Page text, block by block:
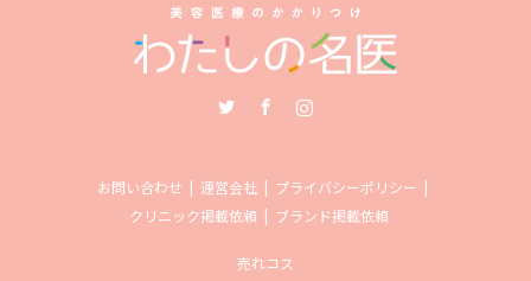
お問い合わせ 運営会社
プライバシーポリシー
クリニック掲載依頼
ブランド掲載依頼
売れコス